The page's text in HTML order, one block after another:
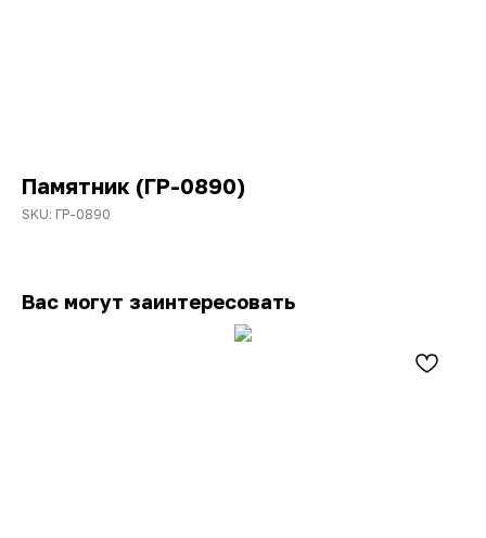
Памятник (ГР-0890)
SKU: ГР-0890
Вас могут заинтересовать